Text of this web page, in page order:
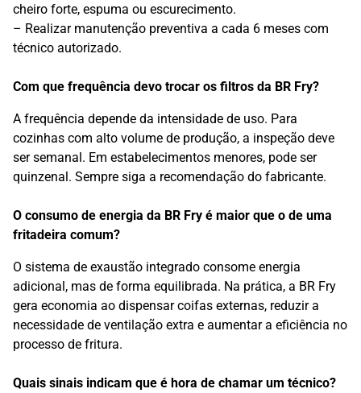
cheiro forte, espuma ou escurecimento.
– Realizar manutenção preventiva a cada 6 meses com
técnico autorizado.
Com que frequência devo trocar os filtros da BR Fry?
A frequência depende da intensidade de uso. Para
cozinhas com alto volume de produção, a inspeção deve
ser semanal. Em estabelecimentos menores, pode ser
quinzenal. Sempre siga a recomendação do fabricante.
O consumo de energia da BR Fry é maior que o de uma
fritadeira comum?
O sistema de exaustão integrado consome energia
adicional, mas de forma equilibrada. Na prática, a BR Fry
gera economia ao dispensar coifas externas, reduzir a
necessidade de ventilação extra e aumentar a eficiência no
processo de fritura.
Quais sinais indicam que é hora de chamar um técnico?